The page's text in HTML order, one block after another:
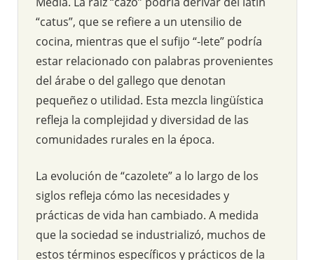
“catus”, que se refiere a un utensilio de
cocina, mientras que el sufijo “-lete” podría
estar relacionado con palabras provenientes
del árabe o del gallego que denotan
pequeñez o utilidad. Esta mezcla lingüística
refleja la complejidad y diversidad de las
comunidades rurales en la época.
La evolución de “cazolete” a lo largo de los
siglos refleja cómo las necesidades y
prácticas de vida han cambiado. A medida
que la sociedad se industrializó, muchos de
estos términos específicos y prácticos de la